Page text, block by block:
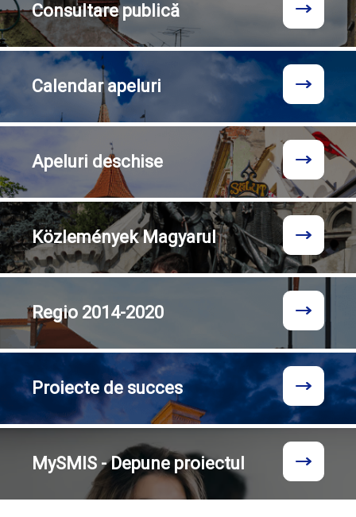
Consultarepublică
Calendarapeluri
Apeluri deschise
KözleményekMagyarul
Regio 2014-2020
Proiecte de succes
MySMIS - Depune proiectul